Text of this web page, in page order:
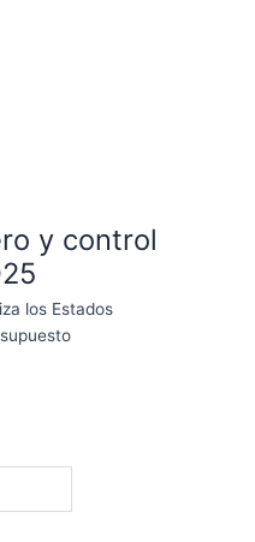
y control
los Estados